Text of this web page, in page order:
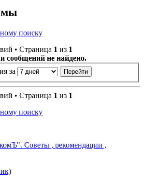
поиску
• Страница 1 из 1
сообщений не найдено.
за
• Страница 1 из 1
поиску
Советы , рекомендации ,